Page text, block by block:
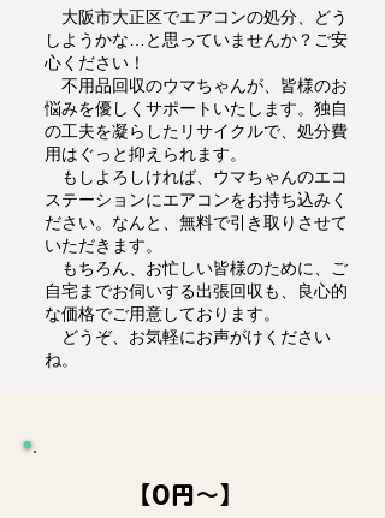
大阪市大正区でエアコンの処分、どう
しようかな…と思っていませんか？ご安
心ください！
不用品回収のウマちゃんが、皆様のお
悩みを優しくサポートいたします。独自
の工夫を凝らしたリサイクルで、処分費
用はぐっと抑えられます。
もしよろしければ、ウマちゃんのエコ
ステーションにエアコンをお持ち込みく
ださい。なんと、無料で引き取りさせて
いただきます。
もちろん、お忙しい皆様のために、ご
自宅までお伺いする出張回収も、良心的
な価格でご用意しております。
どうぞ、お気軽にお声がけください
ね。
【0円～】